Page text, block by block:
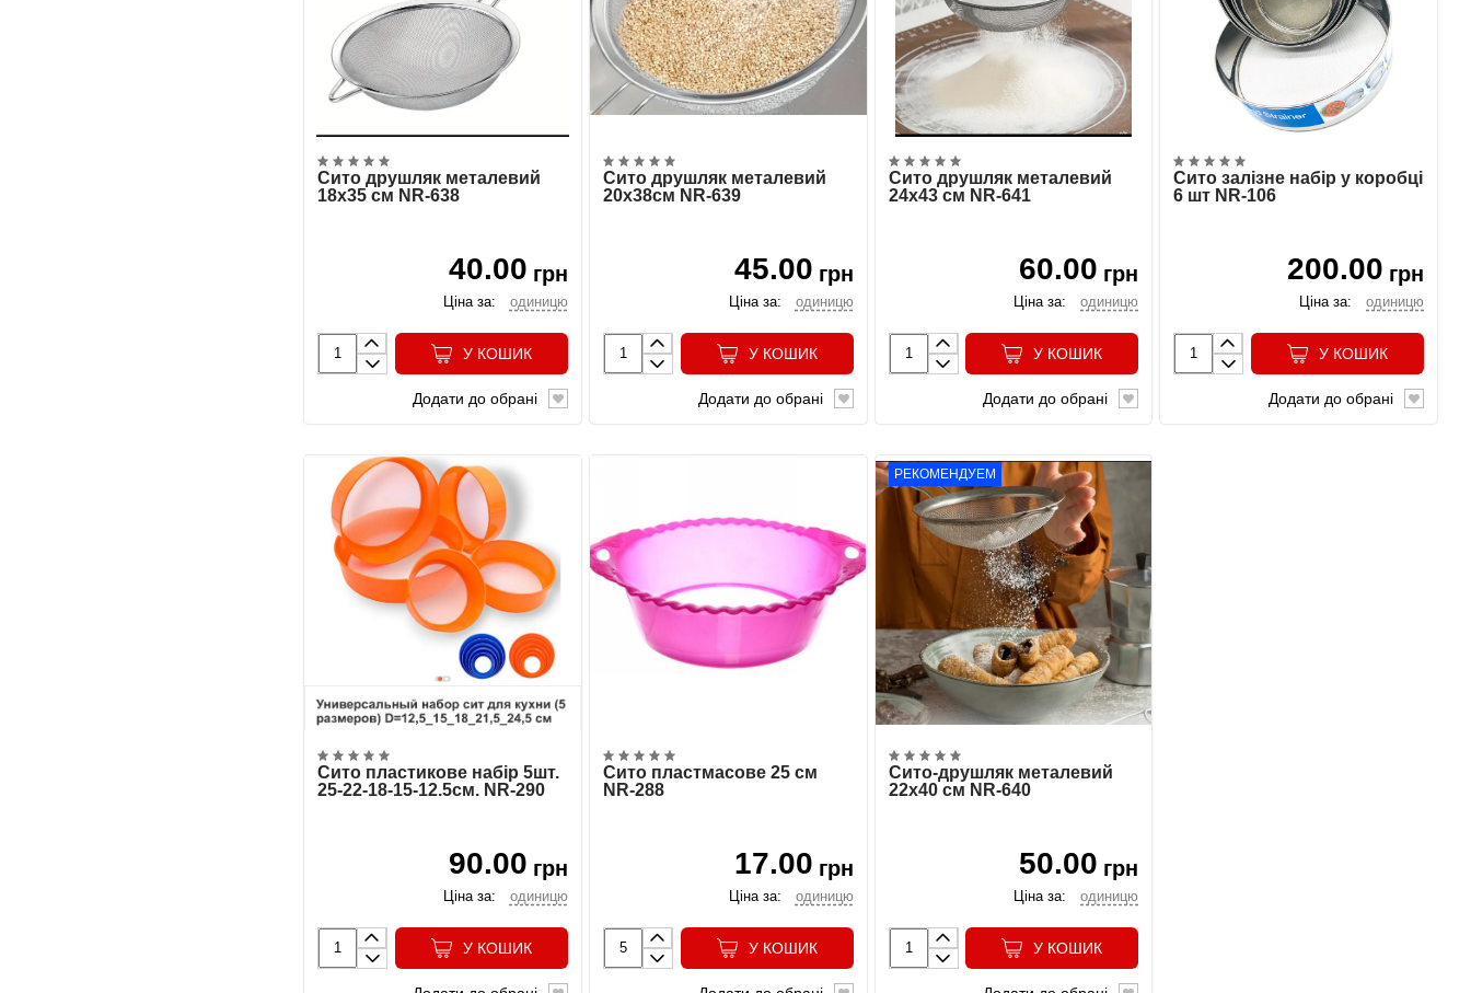
Сито друшляк металевий
18х35 см NR-638
40.00 грн
Ціна за: одиницю
У КОШИК
Додати до обрані
Сито друшляк металевий
20х38см NR-639
45.00 грн
Ціна за: одиницю
У КОШИК
Додати до обрані
Сито друшляк металевий
24х43 см NR-641
60.00 грн
Ціна за: одиницю
У КОШИК
Додати до обрані
Сито залізне набір у коробці
6 шт NR-106
200.00 грн
Ціна за: одиницю
У КОШИК
Додати до обрані
Сито пластикове набір 5шт.
25-22-18-15-12.5см. NR-290
90.00 грн
Ціна за: одиницю
У КОШИК
Сито пластмасове 25 см
NR-288
17.00 грн
Ціна за: одиницю
У КОШИК
РЕКОМЕНДУЕМ
Сито-друшляк металевий
22х40 см NR-640
50.00 грн
Ціна за: одиницю
У КОШИК